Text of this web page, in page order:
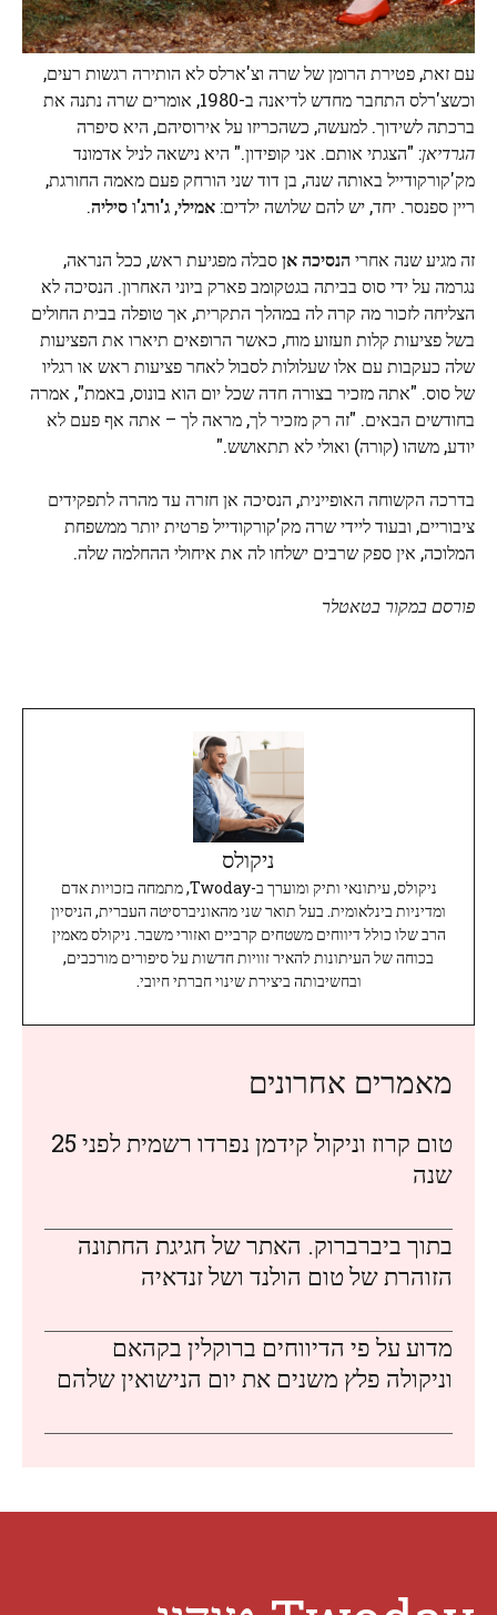
עם זאת, פטירת הרומן של שרה וצ'ארלס לא הותירה רגשות רעים,
וכשצ'רלס התחבר מחדש לדיאנה ב-1980, אומרים שרה נתנה את
ברכתה לשידוך. למעשה, כשהכריזו על אירוסיהם, היא סיפרה
הגרדיאן: "הצגתי אותם. אני קופידון." היא נישאה לניל אדמונד
מק'קורקודייל באותה שנה, בן דוד שני הורחק פעם מאמה החורגת,
ריין ספנסר. יחד, יש להם שלושה ילדים: אמילי, ג'ורג'וסיליה.
זה מגיע שנה אחרי הנסיכה אןסבלה מפגיעת ראש, ככל הנראה,
נגרמה על ידי סוס בביתה בגטקומב פארק ביוני האחרון. הנסיכה לא
הצליחה לזכור מה קרה לה במהלך התקרית, אך טופלה בבית החולים
בשל פציעות קלות וזעזוע מוח, כאשר הרופאים תיארו את הפציעות
שלה כעקבות עם אלו שעלולות לסבול לאחר פציעות ראש או רגליו
של סוס. "אתה מזכיר בצורה חדה שכל יום הוא בונוס, באמת", אמרה
בחודשים הבאים. "זה רק מזכיר לך, מראה לך – אתה אף פעם לא
יודע, משהו (קורה) ואולי לא תתאושש."
בדרכה הקשוחה האופיינית, הנסיכה אן חזרה עד מהרה לתפקידים
ציבוריים, ובעוד ליידי שרה מק'קורקודייל פרטית יותר ממשפחת
המלוכה, אין ספק שרבים ישלחו לה את איחולי ההחלמה שלה.
פורסם במקור בטאטלר
ניקולס
ניקולס, עיתונאי ותיק ומוערך ב-Twoday, מתמחה בזכויות אדם
ומדיניות בינלאומית. בעל תואר שני מהאוניברסיטה העברית, הניסיון
הרב שלו כולל דיווחים משטחים קרביים ואזורי משבר. ניקולס מאמין
בכוחה של העיתונות להאיר זוויות חדשות על סיפורים מורכבים,
ובחשיבותה ביצירת שינוי חברתי חיובי.
מאמרים אחרונים
טום קרוז וניקול קידמן נפרדו רשמית לפני 25
שנה
בתוך ביברברוק. האתר של חגיגת החתונה
הזוהרת של טום הולנד ושל זנדאיה
מדוע על פי הדיווחים ברוקלין בקהאם
וניקולה פלץ משנים את יום הנישואין שלהם